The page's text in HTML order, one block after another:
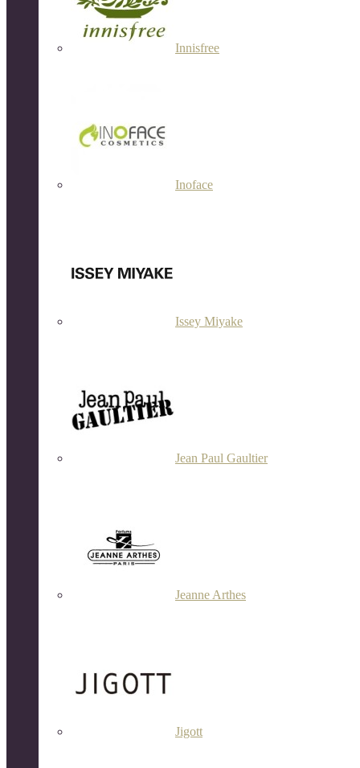
Innisfree
Inoface
Issey Miyake
Jean Paul Gaultier
Jeanne Arthes
Jigott